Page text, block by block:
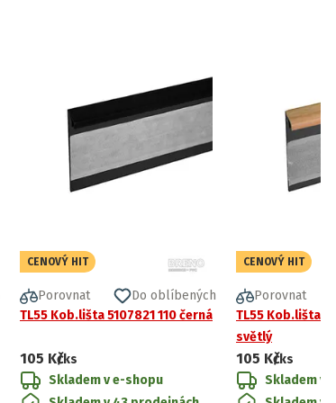
CENOVÝ HIT
Porovnat
Do oblíbených
TL55 Kob.lišta 5107821 110 černá
105 Kč/ks
Skladem v e-shopu
CENOVÝ HIT
Porovnat
TL55 Kob.lišta
světlý
105 Kč/ks
Skladem v